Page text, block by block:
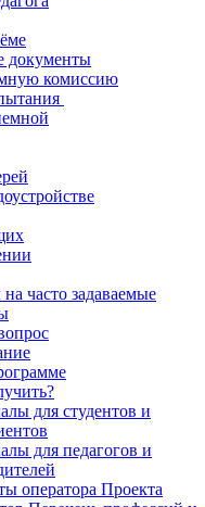
документы
комиссию
часто задаваемые
для студентов и
для педагогов и
оператора Проекта